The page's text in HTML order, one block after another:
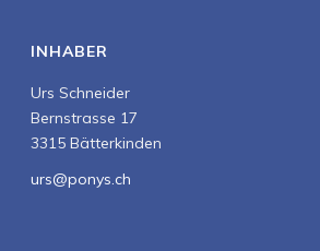
INHABER
Urs Schneider
Bernstrasse 17
3315 Bätterkinden
urs@ponys.ch